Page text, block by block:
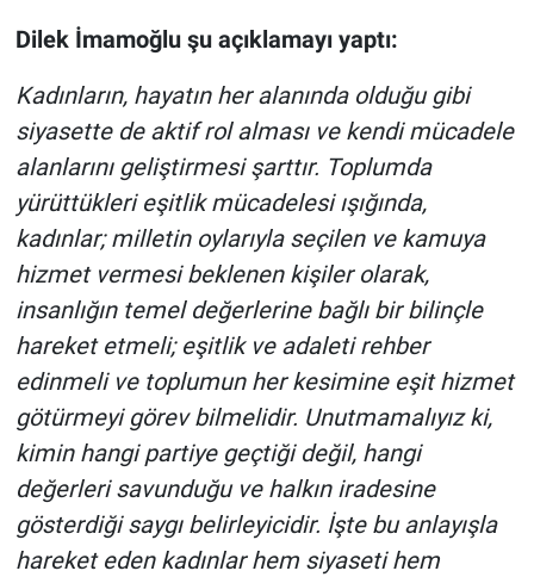
Dilek İmamoğlu şu açıklamayı yaptı:
Kadınların, hayatın her alanında olduğu gibi
siyasette de aktif rol alması ve kendi mücadele
alanlarını geliştirmesi şarttır. Toplumda
yürüttükleri eşitlik mücadelesi ışığında,
kadınlar; milletin oylarıyla seçilen ve kamuya
hizmet vermesi beklenen kişiler olarak,
insanlığın temel değerlerine bağlı bir bilinçle
hareket etmeli; eşitlik ve adaleti rehber
edinmeli ve toplumun her kesimine eşit hizmet
götürmeyi görev bilmelidir. Unutmamalıyız ki,
kimin hangi partiye geçtiği değil, hangi
değerleri savunduğu ve halkın iradesine
gösterdiği saygı belirleyicidir. İşte bu anlayışla
hareket eden kadınlar hem siyaseti hem
Programlar
Sağlık
Spor
Teknoloji
Türkiye'nin Geleceği
Türkiye'nin Gündemi
Yerel Gündem
Yerel Yaşam
Canlı Yayın